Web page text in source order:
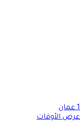
1 عمان
عرض الأوقات